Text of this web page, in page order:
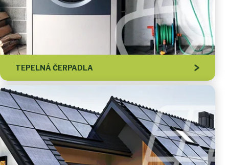
TEPELNÁ ČERPADLA